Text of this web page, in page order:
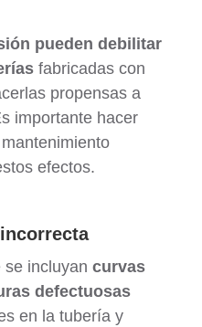
pueden debilitar
fabricadas con
propensas a
importante hacer
efectos.
se incluyan curvas
defectuosas
en la tubería y